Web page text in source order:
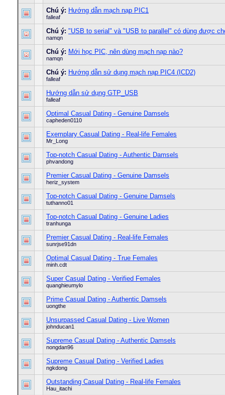
Chú ý: Hướng dẫn mạch nạp PIC1
falleaf
Chú ý: "USB to serial" và "USB to parallel" có dùng được
namqn
Chú ý: Mới học PIC, nên dùng mạch nạp nào?
namqn
Chú ý: Hướng dẫn sử dụng mạch nạp PIC4 (ICD2)
falleaf
Hướng dẫn sử dụng GTP_USB
falleaf
Optimal Сasual Dating - Genuine Damsels
capheden0110
Exemplary Сasual Dating - Real-life Females
Mr_Long
Top-notch Сasual Dating - Authentic Damsels
phvandong
Premier Сasual Dating - Genuine Damsels
heriz_system
Top-notch Сasual Dating - Genuine Damsels
tuthanno01
Top-notch Сasual Dating - Genuine Ladies
tranhunga
Premier Сasual Dating - Real-life Females
sunrjse91dn
Optimal Сasual Dating - True Females
minh.cdt
Super Сasual Dating - Verified Females
quanghieumylo
Prime Сasual Dating - Authentic Damsels
uongthe
Unsurpassed Сasual Dating - Live Women
johnducan1
Supreme Сasual Dating - Authentic Damsels
nongdan96
Supreme Сasual Dating - Verified Ladies
ngkdong
Outstanding Сasual Dating - Real-life Females
Hau_itachi